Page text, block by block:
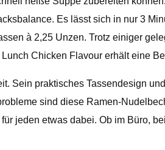
Es lässt sich in nur 3
à 2,25 Unzen. Trotz einiger
Chicken Flavour erhält eine
Sein praktisches Tassendesign
sind diese Ramen-
jeden etwas dabei. Ob im Büro,